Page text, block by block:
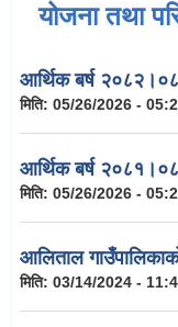
योजना तथा
आर्थिक बर्ष
मिति: 05/26/2026 -
आर्थिक बर्ष
मिति: 05/26/2026 -
आलिताल
मिति: 03/14/2024 -